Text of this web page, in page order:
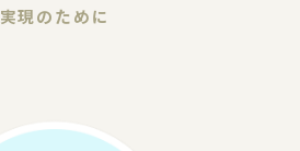
実現のために